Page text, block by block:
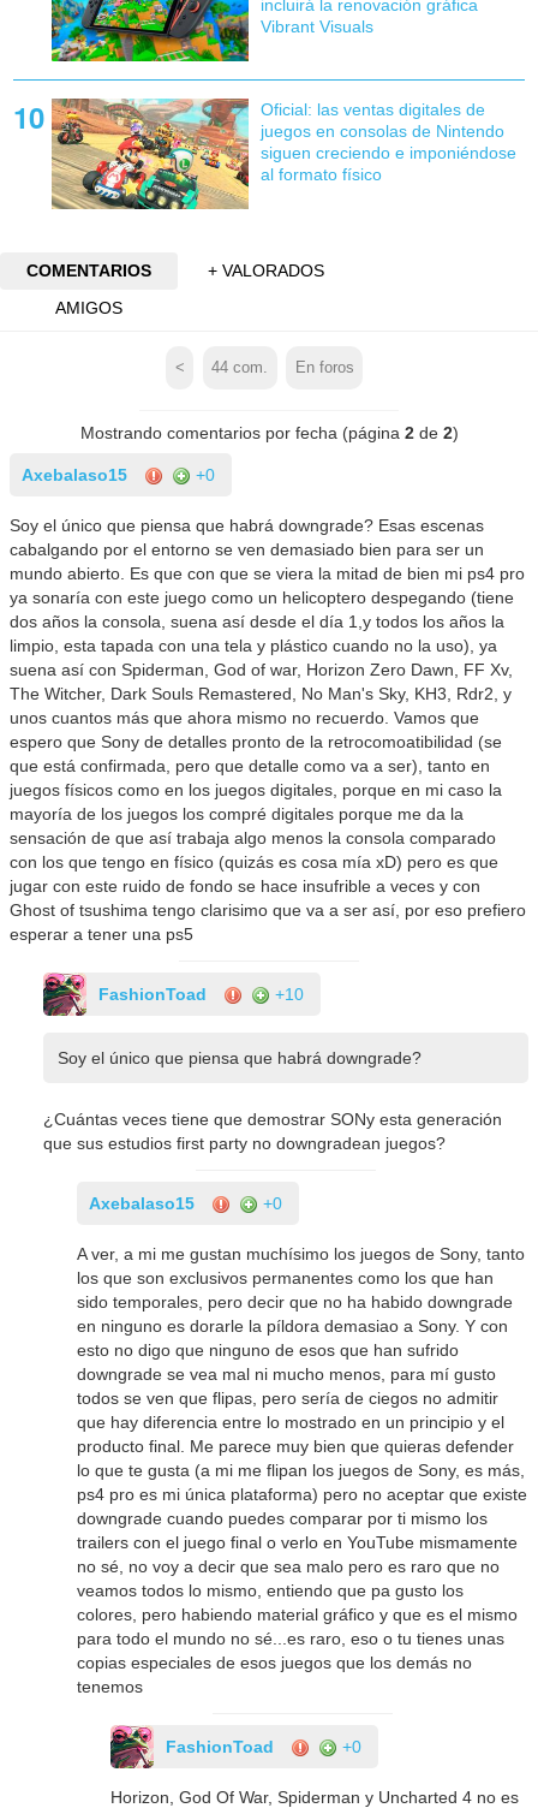
incluirá la renovación gráfica
Vibrant Visuals
Oficial: las ventas digitales de
juegos en consolas de Nintendo
siguen creciendo e imponiéndose
al formato físico
COMENTARIOS
+ VALORADOS
AMIGOS
< 44 com. En foros
Mostrando comentarios por fecha (página 2de 2)
Axebalaso15 +0
Soy el único que piensa que habrá downgrade? Esas escenas
cabalgando por el entorno se ven demasiado bien para ser un
mundo abierto. Es que con que se viera la mitad de bien mi ps4 pro
ya sonaría con este juego como un helicoptero despegando (tiene
dos años la consola, suena así desde el día 1,y todos los años la
limpio, esta tapada con una tela y plástico cuando no la uso), ya
suena así con Spiderman, God of war, Horizon Zero Dawn, FF Xv,
The Witcher, Dark Souls Remastered, No Man's Sky, KH3, Rdr2, y
unos cuantos más que ahora mismo no recuerdo. Vamos que
espero que Sony de detalles pronto de la retrocomoatibilidad (se
que está confirmada, pero que detalle como va a ser), tanto en
juegos físicos como en los juegos digitales, porque en mi caso la
mayoría de los juegos los compré digitales porque me da la
sensación de que así trabaja algo menos la consola comparado
con los que tengo en físico (quizás es cosa mía xD) pero es que
jugar con este ruido de fondo se hace insufrible a veces y con
Ghost of tsushima tengo clarisimo que va a ser así, por eso prefiero
esperar a tener una ps5
FashionToad +10
Soy el único que piensa que habrá downgrade?
¿Cuántas veces tiene que demostrar SONy esta generación
que sus estudios first party no downgradean juegos?
Axebalaso15 +0
A ver, a mi me gustan muchísimo los juegos de Sony, tanto
los que son exclusivos permanentes como los que han
sido temporales, pero decir que no ha habido downgrade
en ninguno es dorarle la píldora demasiao a Sony. Y con
esto no digo que ninguno de esos que han sufrido
downgrade se vea mal ni mucho menos, para mí gusto
todos se ven que flipas, pero sería de ciegos no admitir
que hay diferencia entre lo mostrado en un principio y el
producto final. Me parece muy bien que quieras defender
lo que te gusta (a mi me flipan los juegos de Sony, es más,
ps4 pro es mi única plataforma) pero no aceptar que existe
downgrade cuando puedes comparar por ti mismo los
trailers con el juego final o verlo en YouTube mismamente
no sé, no voy a decir que sea malo pero es raro que no
veamos todos lo mismo, entiendo que pa gusto los
colores, pero habiendo material gráfico y que es el mismo
para todo el mundo no sé...es raro, eso o tu tienes unas
copias especiales de esos juegos que los demás no
tenemos
FashionToad +0
Horizon, God Of War, Spiderman y Uncharted 4 no es